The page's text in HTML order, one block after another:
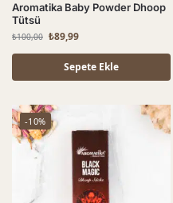
Aromatika Baby Powder Dhoop
Tütsü
₺100,00 ₺89,99
Sepete Ekle
-10%